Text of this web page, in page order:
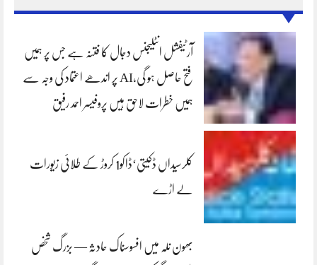
آرٹیفشل انٹلیجنس دجال کا فتنہ ہے جس پر ہمیں
فتح حاصل ہو گی،AI پر اندھے اعتماد کی وجہ سے
ہمیں خطرات لاحق ہیں پروفیسر احمد رفیق
کلرسیداں ڈکیتی‘ڈاکو1 کروڑ کے طلائی زیورات
لے اڑے
بھون نلہ میں افسوسناک حادثہ — بزرگ شخص